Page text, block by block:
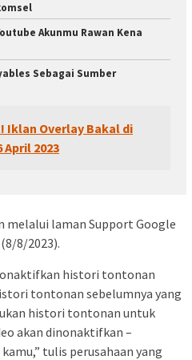
Akunmu Rawan Kena
Sebagai Sumber
Iklan Overlay Bakal di
April 2023
melalui laman Support Google
8/2023).
histori tontonan
tontonan sebelumnya yang
histori tontonan untuk
akan dinonaktifkan –
kamu,” tulis perusahaan yang